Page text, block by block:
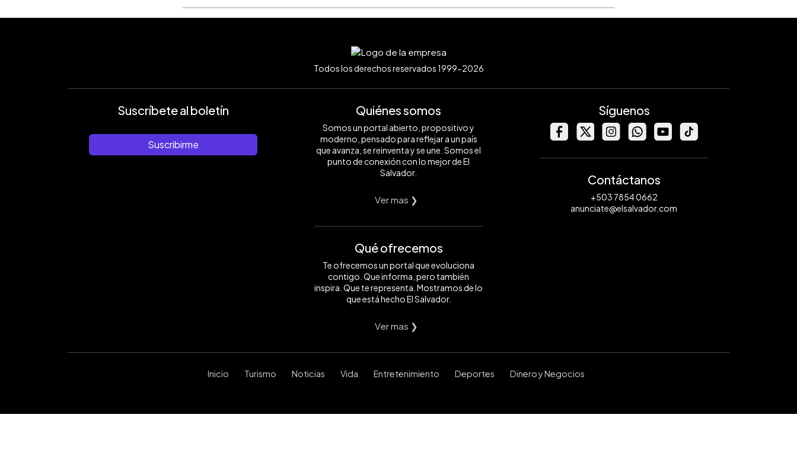
Todos los derechos reservados 1999-2026
Suscríbete al boletín
Suscribirme
Quiénes somos
Somos un portal abierto, propositivo y
moderno, pensado para reflejar a un país
que avanza, se reinventa y se une. Somos el
punto de conexión con lo mejor de El
Salvador.
Ver mas ❯
Qué ofrecemos
Te ofrecemos un portal que evoluciona
contigo. Que informa, pero también
inspira. Que te representa. Mostramos de lo
que está hecho El Salvador.
Ver mas ❯
Síguenos
Contáctanos
+503 7854 0662
anunciate@elsalvador.com
Inicio Turismo Noticias Vida Entretenimiento Deportes Dinero y Negocios